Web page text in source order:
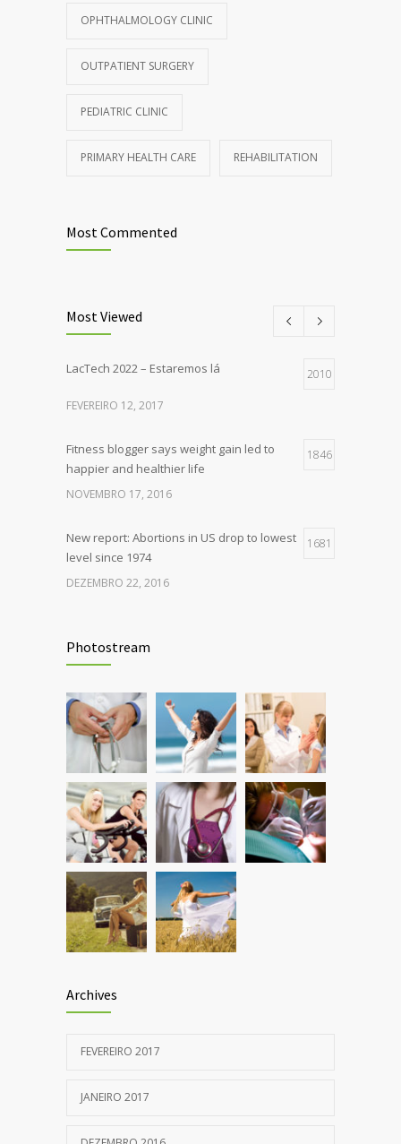
OPHTHALMOLOGY CLINIC
OUTPATIENT SURGERY
PEDIATRIC CLINIC
PRIMARY HEALTH CARE REHABILITATION
Most Commented
Most Viewed
LacTech 2022 – Estaremos lá 2010
FEVEREIRO 12, 2017
Fitness blogger says weight gain led to
happier and healthier life
1846
NOVEMBRO 17, 2016
New report: Abortions in US drop to lowest
level since 1974
1681
DEZEMBRO 22, 2016
patients and doctors
Can breakfast help keep us thin? Nutrition
science is tricky
1295
JANEIRO 5, 2017
Photostream
Archives
FEVEREIRO 2017
JANEIRO 2017